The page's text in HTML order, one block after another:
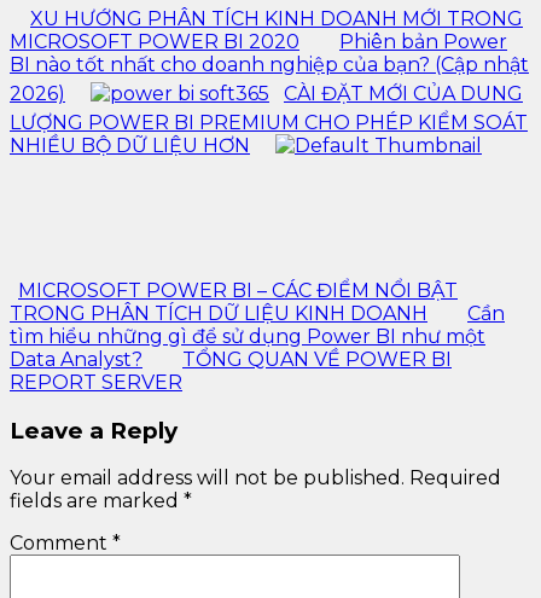
XU HƯỚNG PHÂN TÍCH KINH DOANH MỚI TRONG
MICROSOFT POWER BI 2020
Phiên bản Power
BI nào tốt nhất cho doanh nghiệp của bạn? (Cập nhật
2026)
CÀI ĐẶT MỚI CỦA DUNG
LƯỢNG POWER BI PREMIUM CHO PHÉP KIỂM SOÁT
NHIỀU BỘ DỮ LIỆU HƠN
MICROSOFT POWER BI – CÁC ĐIỂM NỔI BẬT
TRONG PHÂN TÍCH DỮ LIỆU KINH DOANH
Cần
tìm hiểu những gì để sử dụng Power BI như một
Data Analyst?
TỔNG QUAN VỀ POWER BI
REPORT SERVER
Leave a Reply
Your email address will not be published. Required
fields are marked *
Comment *